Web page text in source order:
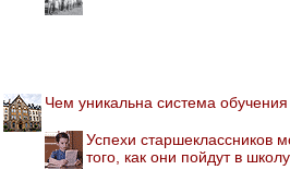
Чем уникальна система
Успехи старшеклассников
того, как они пойдут в школу